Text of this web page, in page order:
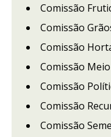
Comissão
Comissão
Comissão
Comissão
Comissão
Comissão
Comissão